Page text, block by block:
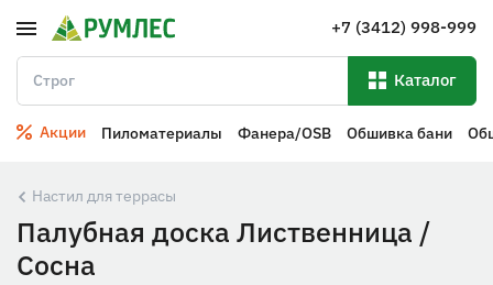
+7 (3412) 998-999
Каталог
Акции Пиломатериалы Фанера/OSB Обшивка бани
Настил для террасы
Палубная доска Лиственница /
Сосна